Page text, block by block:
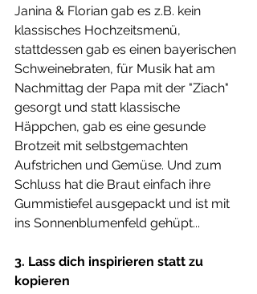
Janina & Florian gab es z.B. kein
klassisches Hochzeitsmenü,
stattdessen gab es einen bayerischen
Schweinebraten, für Musik hat am
Nachmittag der Papa mit der "Ziach"
gesorgt und statt klassische
Häppchen, gab es eine gesunde
Brotzeit mit selbstgemachten
Aufstrichen und Gemüse. Und zum
Schluss hat die Braut einfach ihre
Gummistiefel ausgepackt und ist mit
ins Sonnenblumenfeld gehüpt...
3. Lass dich inspirieren statt zu
kopieren